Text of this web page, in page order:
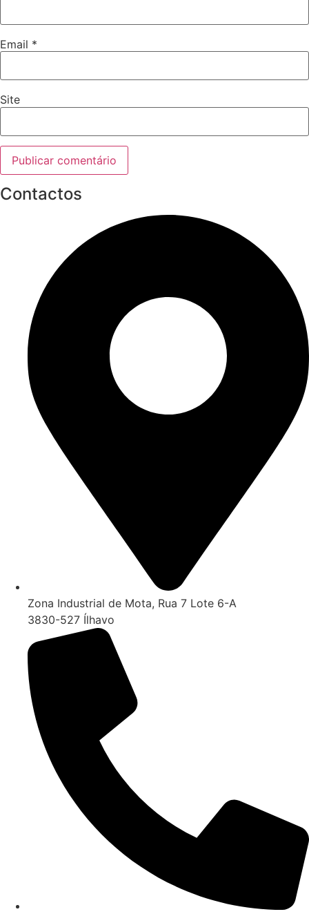
Email *
Site
Contactos
Zona Industrial de Mota, Rua 7 Lote 6-A
3830-527 Ílhavo